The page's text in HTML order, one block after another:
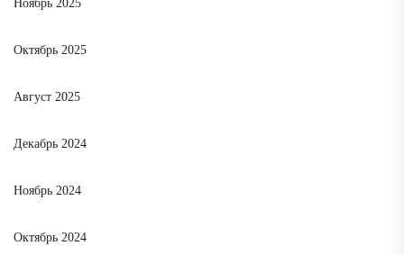
Ноябрь 2025
Октябрь 2025
Август 2025
Декабрь 2024
Ноябрь 2024
Октябрь 2024